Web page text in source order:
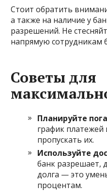
Стоит обратить
а также на наличие у
разрешений. Не
напрямую сотрудникам
Советы для
Планируйте
график платежей
пропускать их.
Используйте
банк разрешает,
долга — это
процентам.